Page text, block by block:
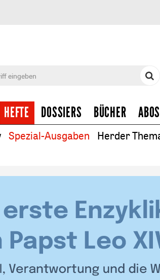
HEFTE DOSSIERS BÜCHER ABOS
Spezial-Ausgaben Herder